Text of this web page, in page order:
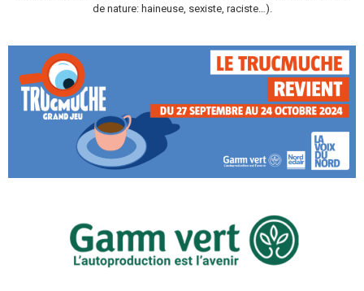
de nature: haineuse, sexiste, raciste…).